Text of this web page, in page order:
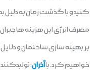
کنید و با گذشت زمان به
مصرف انرژی این هزینه ها
بر بهینه سازی ساختمان و
خواهیم کرد. باآذران؛